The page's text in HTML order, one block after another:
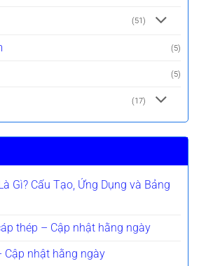
(51)
(5)
(5)
(17)
Gì? Cấu Tạo, Ứng Dụng và Bảng
thép – Cập nhật hằng ngày
Cập nhật hằng ngày